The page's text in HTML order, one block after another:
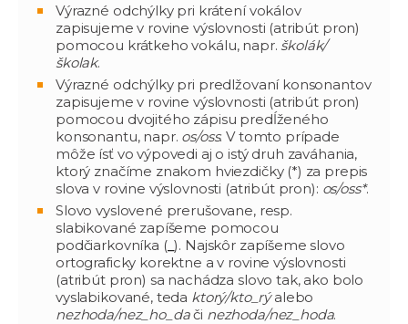
Výrazné odchýlky pri krátení vokálov
zapisujeme v rovine výslovnosti (atribút pron)
pomocou krátkeho vokálu, napr. školák/
školak.
Výrazné odchýlky pri predlžovaní konsonantov
zapisujeme v rovine výslovnosti (atribút pron)
pomocou dvojitého zápisu predĺženého
konsonantu, napr. os/oss. V tomto prípade
môže ísť vo výpovedi aj o istý druh zaváhania,
ktorý značíme znakom hviezdičky (*) za prepis
slova v rovine výslovnosti (atribút pron): os/oss*.
Slovo vyslovené prerušovane, resp.
slabikované zapíšeme pomocou
podčiarkovníka (_). Najskôr zapíšeme slovo
ortograficky korektne a v rovine výslovnosti
(atribút pron) sa nachádza slovo tak, ako bolo
vyslabikované, teda ktorý/kto_rýalebo
nezhoda/nez_ho_dači nezhoda/nez_hoda.